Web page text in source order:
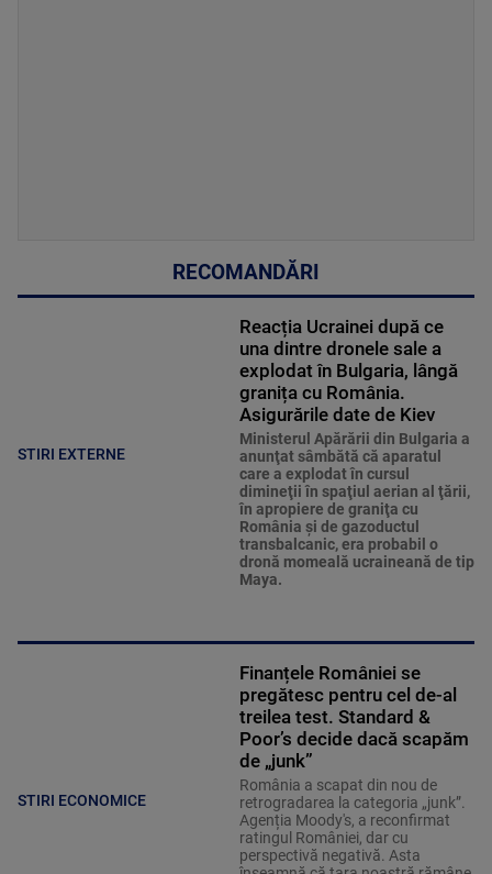
RECOMANDĂRI
STIRI EXTERNE
Reacția Ucrainei după ce
una dintre dronele sale a
explodat în Bulgaria, lângă
granița cu România.
Asigurările date de Kiev
Ministerul Apărării din Bulgaria a
anunţat sâmbătă că aparatul
care a explodat în cursul
dimineţii în spaţiul aerian al ţării,
în apropiere de graniţa cu
România şi de gazoductul
transbalcanic, era probabil o
dronă momeală ucraineană de tip
Maya.
STIRI ECONOMICE
Finanțele României se
pregătesc pentru cel de-al
treilea test. Standard &
Poor’s decide dacă scapăm
de „junk”
România a scapat din nou de
retrogradarea la categoria „junk”.
Agenția Moody's, a reconfirmat
ratingul României, dar cu
perspectivă negativă. Asta